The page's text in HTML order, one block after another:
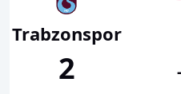
Trabzonspor
2 -